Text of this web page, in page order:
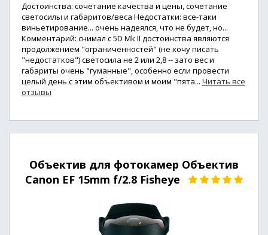
Достоинства: сочетание качества и цены, сочетание
светосилы и габаритов/веса Недостатки: все-таки
виньетирование... очень надеялся, что не будет, но...
Комментарий: снимал с 5D Mk II достоинства являются
продолжением "ограниченностей" (не хочу писать
"недостатков") светосила не 2 или 2,8 -- зато вес и
габариты очень "гуманные", особенно если провести
целый день с этим объективом и моим "пята... Читать все
отзывы
Объектив для фотокамер Объектив
Canon EF 15mm f/2.8 Fisheye